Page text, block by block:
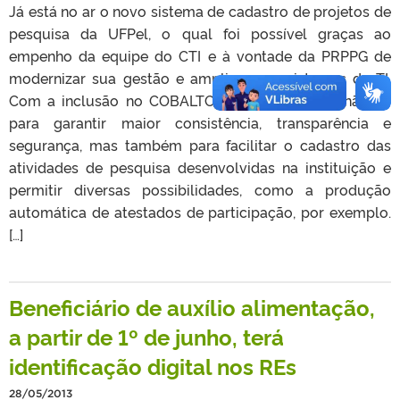
Já está no ar o novo sistema de cadastro de projetos de
pesquisa da UFPel, o qual foi possível graças ao
empenho da equipe do CTI e à vontade da PRPPG de
modernizar sua gestão e ampliar seus sistemas de TI.
Com a inclusão no COBALTO, a novidade vem não só
para garantir maior consistência, transparência e
segurança, mas também para facilitar o cadastro das
atividades de pesquisa desenvolvidas na instituição e
permitir diversas possibilidades, como a produção
automática de atestados de participação, por exemplo.
[…]
Beneficiário de auxílio alimentação,
a partir de 1º de junho, terá
identificação digital nos REs
28/05/2013